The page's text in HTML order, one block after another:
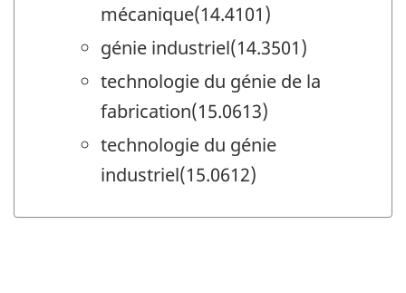
mécanique(14.4101)
génie industriel(14.3501)
technologie du génie de la
fabrication(15.0613)
technologie du génie
industriel(15.0612)